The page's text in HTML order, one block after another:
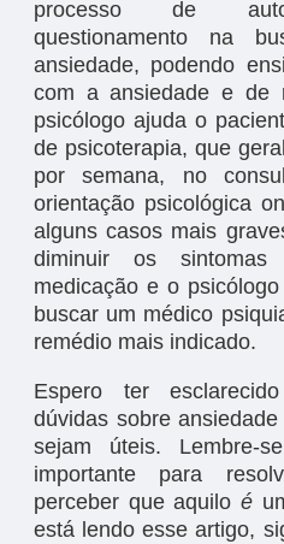
processo de
questionamento na
ansiedade, podendo
com a ansiedade e de
psicólogo ajuda o
de psicoterapia, que
por semana, no
orientação psicológica
alguns casos mais
diminuir os
medicação e o
buscar um médico
remédio mais indicado.
Espero ter
dúvidas sobre
sejam úteis. Lembre-
importante para
perceber que aquilo é
está lendo esse artigo,